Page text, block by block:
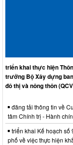
triển khai thực hiện
trưởng Bộ Xây dựng
đô thị và nông thôn
đăng tải thông tin về
tâm Chính trị - Hành
triển khai Kế hoạch số
phố về việc thực hiện